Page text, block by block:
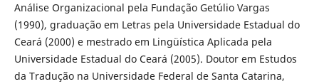
Análise Organizacional pela Fundação Getúlio Vargas
(1990), graduação em Letras pela Universidade Estadual do
Ceará (2000) e mestrado em Lingüística Aplicada pela
Universidade Estadual do Ceará (2005). Doutor em Estudos
da Tradução na Universidade Federal de Santa Catarina,